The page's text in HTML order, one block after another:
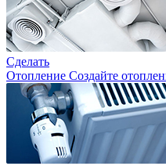
Сделать
Отопление Создайте